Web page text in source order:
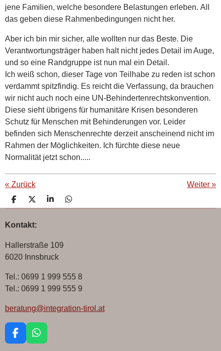
jene Familien, welche besondere Belastungen erleben. All
das geben diese Rahmenbedingungen nicht her.
Aber ich bin mir sicher, alle wollten nur das Beste. Die
Verantwortungsträger haben halt nicht jedes Detail im Auge,
und so eine Randgruppe ist nun mal ein Detail.
Ich weiß schon, dieser Tage von Teilhabe zu reden ist schon
verdammt spitzfindig. Es reicht die Verfassung, da brauchen
wir nicht auch noch eine UN-Behindertenrechtskonvention.
Diese sieht übrigens für humanitäre Krisen besonderen
Schutz für Menschen mit Behinderungen vor. Leider
befinden sich Menschenrechte derzeit anscheinend nicht im
Rahmen der Möglichkeiten. Ich fürchte diese neue
Normalität jetzt schon.....
« Zurück Weiter »
T
l
n
T
l
n
T
n
T
Kontakt:
Hallerstraße 109
6020 Innsbruck
Tel.: 0699 1 999 555 8
Tel.: 0699 1 999 555 9
beratung@integration-tirol.at
F
a
W
h